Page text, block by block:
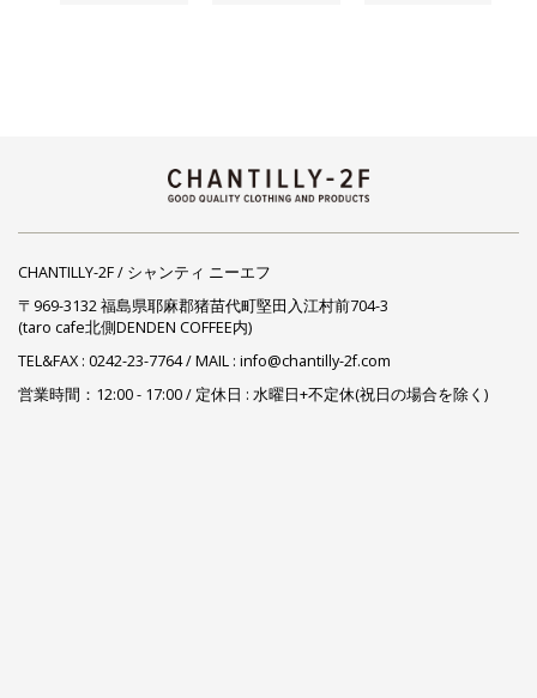
CHANTILLY-2F / シャンティ ニーエフ
〒969-3132 福島県耶麻郡猪苗代町堅田入江村前704-3
(taro cafe北側DENDEN COFFEE内)
TEL&FAX : 0242-23-7764/ MAIL : info@chantilly-2f.com
営業時間：12:00 - 17:00 / 定休日 : 水曜日+不定休(祝日の場合を除く)